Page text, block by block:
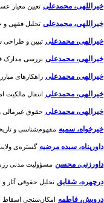
خیراللهی، محمدعلی تعیین معیار
خیراللهی، محمدعلی تحلیل فقهی و
خیرالهی، محمدعلی تبیین و طراحی
خیرالهی، محمدعلی بررسی مدارک
خیرالهی، محمدعلی راهکارهای مبارزه
خیرالهی، محمدعلی انتقال مالکیت
خیرالهی، محمدعلی حقوق غیرمالی و
خیرخواه، سمیه مفهوم‌شناسی و تاریخچه
داورپناه، سیده مرضیه گستره‌ی ولایت
داورزنی، محسن مسؤولیت مدنی
درچهره، شقایق تحلیل حقوقی آثار و
درویش، فاطمه امکان‌سنجی اسقاط